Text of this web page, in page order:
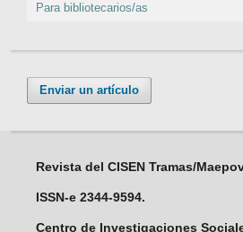
Para bibliotecarios/as
Enviar un artículo
Revista del CISEN Tramas/
ISSN-e 2344-9594.
Centro de Investigaciones